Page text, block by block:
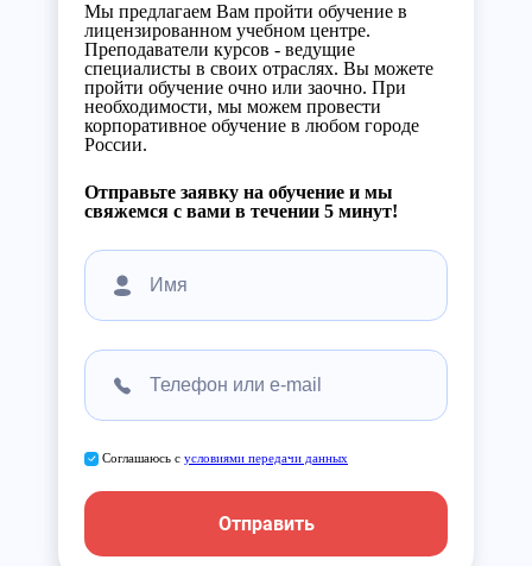
Мы предлагаем Вам пройти обучение в
лицензированном учебном центре.
Преподаватели курсов - ведущие
специалисты в своих отраслях. Вы можете
пройти обучение очно или заочно. При
необходимости, мы можем провести
корпоративное обучение в любом городе
России.
Отправьте заявку на обучение и мы
свяжемся с вами в течении 5 минут!
Соглашаюсь с условиями передачи данных
Отправить